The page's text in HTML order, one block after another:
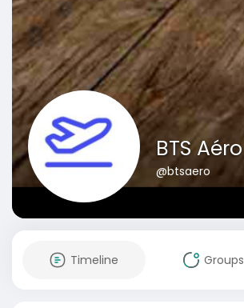
BTS Aéro
@btsaero
Timeline Groups